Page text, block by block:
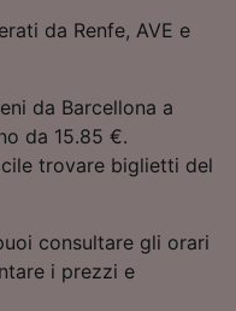
da Renfe, AVE e
da Barcellona a
da 15.85 €.
trovare biglietti del
consultare gli orari
i prezzi e